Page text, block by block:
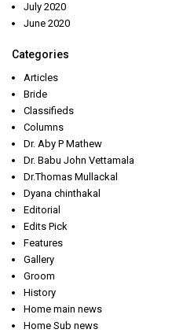
July 2020
June 2020
Categories
Articles
Bride
Classifieds
Columns
Dr. Aby P Mathew
Dr. Babu John Vettamala
Dr.Thomas Mullackal
Dyana chinthakal
Editorial
Edits Pick
Features
Gallery
Groom
History
Home main news
Home Sub news